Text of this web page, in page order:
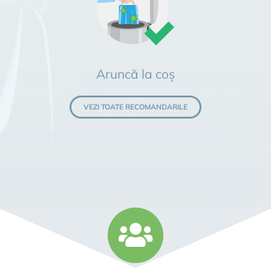
Aruncă la coș
VEZI TOATE RECOMANDARILE